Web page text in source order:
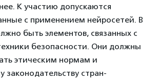
К участию допускаются
с применением нейросетей. В
быть элементов, связанных с
безопасности. Они должны
этическим нормам и
законодательству стран-